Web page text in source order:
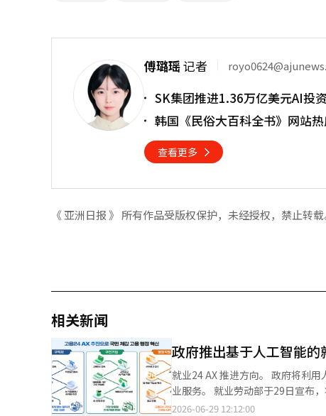
傅璐瑶记者
SK集团推进1.36万亿美元AI投
韩国《民俗大百科全书》网站
查看更多
《 亚洲日报 》 所有作品受版权保护，未经授权，禁止转载
相关新闻
政府推出基于人工智能
就业24 AX 推进方向。 政府将利用人工智能（AI）分析求职者的就业可能性，并提升企业的招聘成功率，推出新的就
业服务。 就业劳动部于29日宣布，将于30日通过就业24平台发布三种新的AI就业服务，分别面向求职者、招聘企业
和行政人员。这些服务包括基于就
2026-06-29 12:12:00